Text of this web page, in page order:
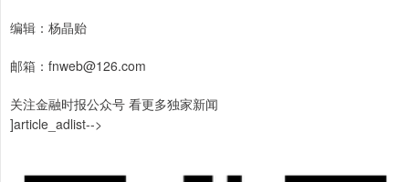
编辑：杨晶贻
邮箱：fnweb@126.com
关注金融时报公众号 看更多独家新闻
]article_adlist-->